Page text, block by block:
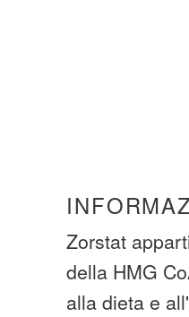
Zorstat
della HMG
alla dieta e